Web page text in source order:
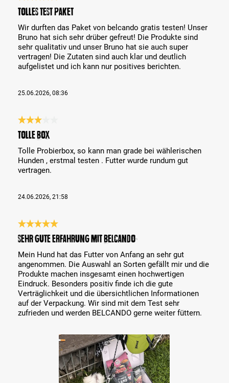
Bewertung mit 5 von 5 Sternen
Tolles Test Paket
Wir durften das Paket von belcando gratis testen! Unser
Bruno hat sich sehr drüber gefreut! Die Produkte sind
sehr qualitativ und unser Bruno hat sie auch super
vertragen! Die Zutaten sind auch klar und deutlich
aufgelistet und ich kann nur positives berichten.
25.06.2026, 08:36
Bewertung mit 3 von 5 Sternen
Tolle Box
Tolle Probierbox, so kann man grade bei wählerischen
Hunden , erstmal testen . Futter wurde rundum gut
vertragen.
24.06.2026, 21:58
Bewertung mit 5 von 5 Sternen
Sehr gute Erfahrung mit BELCANDO
Mein Hund hat das Futter von Anfang an sehr gut
angenommen. Die Auswahl an Sorten gefällt mir und die
Produkte machen insgesamt einen hochwertigen
Eindruck. Besonders positiv finde ich die gute
Verträglichkeit und die übersichtlichen Informationen
auf der Verpackung. Wir sind mit dem Test sehr
zufrieden und werden BELCANDO gerne weiter füttern.
Bildergalerie überspringen